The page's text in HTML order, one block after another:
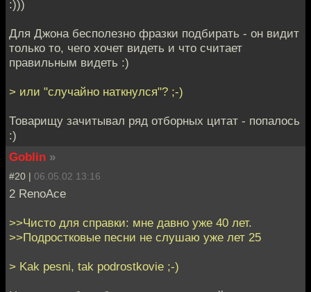
:)))
Для Джона бесполезно фразки подбирать - он видит
только то, чего хочет видеть и что считает
правильным видеть :)
> или "случайно наткнулся"? ;-)
Товарищу зачитывал ряд отборных цитат - попалось
:)
Goblin »
#20 | 06.05.02 13:16
2 RenoAce
>>Чисто для справки: мне давно уже 40 лет.
>>Подростковые песни не слушаю уже лет 25
> Kak pesni, tak podrostkovie ;-)